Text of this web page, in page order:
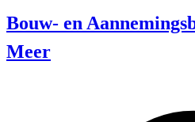
Bouw- en
Meer